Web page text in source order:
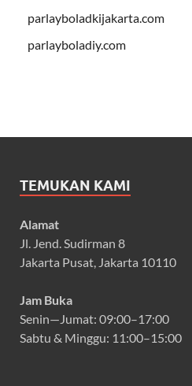
parlayboladkijakarta.com
parlayboladiy.com
TEMUKAN KAMI
Alamat
Jl. Jend. Sudirman 8
Jakarta Pusat, Jakarta 10110
Jam Buka
Senin—Jumat: 09:00–17:00
Sabtu & Minggu: 11:00–15:00